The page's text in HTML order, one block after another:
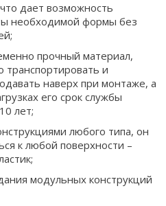
дает возможность
необходимой формы без
прочный материал,
транспортировать и
наверх при монтаже, а
его срок службы
лет;
любого типа, он
к любой поверхности –
модульных конструкций